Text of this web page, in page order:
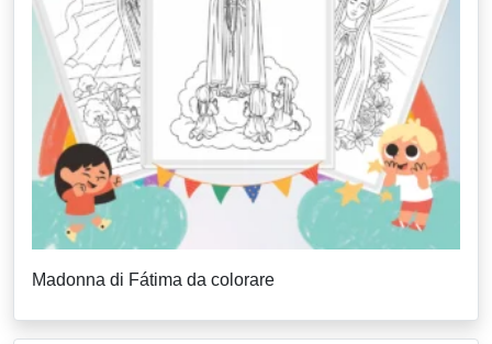
Madonna di Fátima da colorare